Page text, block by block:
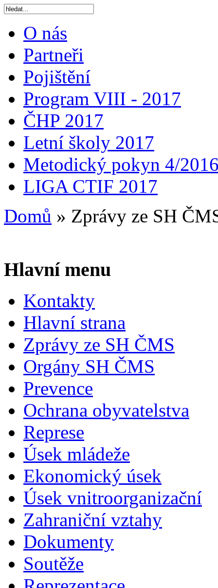
O nás
Partneři
Pojištění
Program VIII - 2017
ČHP 2017
Letní školy 2017
Metodický pokyn 4/
LIGA CTIF 2017
Domů » Zprávy ze SH
Hlavní menu
Kontakty
Hlavní strana
Zprávy ze SH ČMS
Orgány SH ČMS
Prevence
Ochrana obyvatelstva
Represe
Úsek mládeže
Ekonomický úsek
Úsek vnitroorganizační
Zahraniční vztahy
Dokumenty
Soutěže